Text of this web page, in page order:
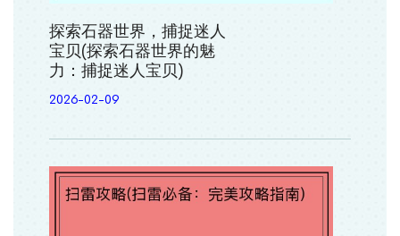
探索石器世界，捕捉迷人
宝贝(探索石器世界的魅
力：捕捉迷人宝贝)
2026-02-09